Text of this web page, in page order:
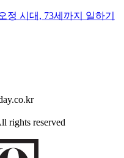
정 시대, 73세까지 일하기
rights reserved